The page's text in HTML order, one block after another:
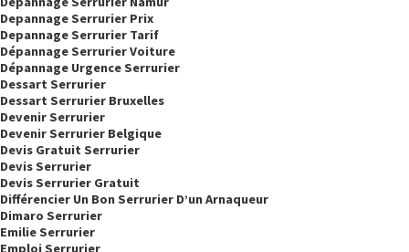
Depannage Serrurier Prix
Depannage Serrurier Tarif
Dépannage Serrurier Voiture
Dépannage Urgence Serrurier
Dessart Serrurier
Dessart Serrurier Bruxelles
Devenir Serrurier
Devenir Serrurier Belgique
Devis Gratuit Serrurier
Devis Serrurier
Devis Serrurier Gratuit
Différencier Un Bon Serrurier D’un Arnaqueur
Dimaro Serrurier
Emilie Serrurier
Emploi Serrurier